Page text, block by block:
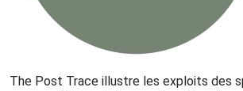
The Post Trace illustre les exploits des